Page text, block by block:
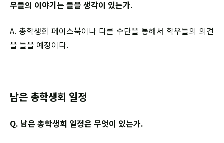
우들의 이야기는 들을 생각이 있는가.
A. 총학생회 페이스북이나 다른 수단을 통해서 학우들의 의견
을 들을 예정이다.
남은 총학생회 일정
Q. 남은 총학생회 일정은 무엇이 있는가.